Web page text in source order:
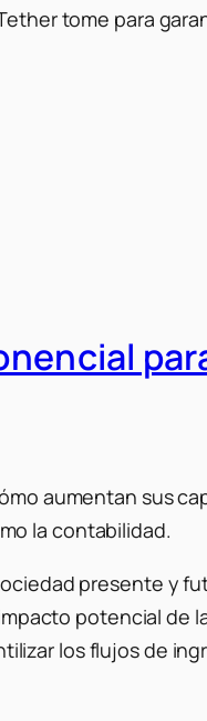
tome para
aumentan sus
la contabilidad.
presente y
potencial de
los flujos de